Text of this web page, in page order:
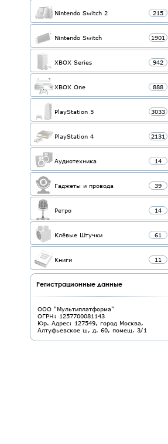
Nintendo Switch 2 215
Nintendo Switch 1901
XBOX Series 942
XBOX One 888
PlayStation 5 3033
PlayStation 4 2131
Аудиотехника 14
Гаджеты и провода 39
Ретро 14
Клёвые Штучки 61
Книги 11
Регистрационные данные
ООО "Мультиплатформа"
ОГРН: 1257700081143
Юр. Адрес: 127549, город Москва,
Алтуфьевское ш, д. 60, помещ. 3/1